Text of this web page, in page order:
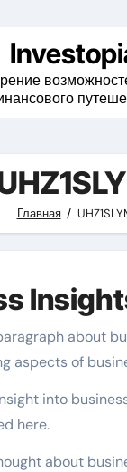
Главная
about
aspects of
into
here.
about